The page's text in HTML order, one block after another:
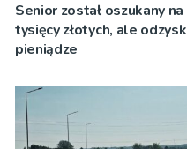
Senior został oszukany na
tysięcy złotych, ale
pieniądze